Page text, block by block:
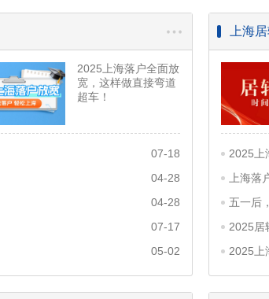
2025上海落户全面放
宽，这样做直接弯道
超车！
07-18
04-28
04-28
07-17
05-02
上海
上海落
2025居
2025上